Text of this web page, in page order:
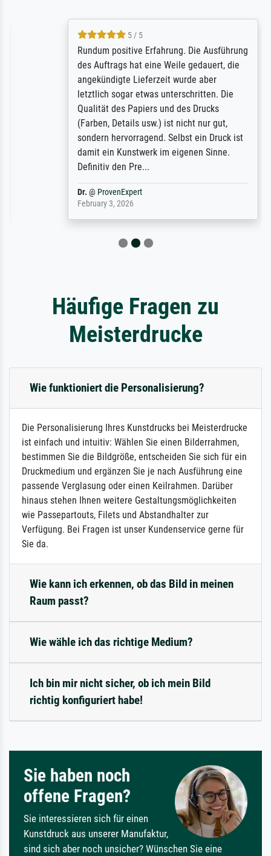
5 / 5
Rundum positive Erfahrung. Die Ausführung
des Auftrags hat eine Weile gedauert, die
angekündigte Lieferzeit wurde aber
letztlich sogar etwas unterschritten. Die
Qualität des Papiers und des Drucks
(Farben, Details usw.) ist nicht nur gut,
sondern hervorragend. Selbst ein Druck ist
damit ein Kunstwerk im eigenen Sinne.
Definitiv den Pre...
ProvenExpert
February 3, 2026
Häufige Fragen zu
Meisterdrucke
Wie funktioniert die Personalisierung?
Die Personalisierung Ihres Kunstdrucks bei Meisterdrucke
ist einfach und intuitiv: Wählen Sie einen Bilderrahmen,
bestimmen Sie die Bildgröße, entscheiden Sie sich für ein
Druckmedium und ergänzen Sie je nach Ausführung eine
passende Verglasung oder einen Keilrahmen. Darüber
hinaus stehen Ihnen weitere Gestaltungsmöglichkeiten
wie Passepartouts, Filets und Abstandhalter zur
Verfügung. Bei Fragen ist unser Kundenservice gerne für
Sie da.
Wie kann ich erkennen, ob das Bild in meinen
Raum passt?
Wie wähle ich das richtige Medium?
Ich bin mir nicht sicher, ob ich mein Bild
richtig konfiguriert habe!
Sie haben noch
offene Fragen?
Sie interessieren sich für einen
Kunstdruck aus unserer Manufaktur,
sind sich aber noch unsicher? Wünschen Sie eine